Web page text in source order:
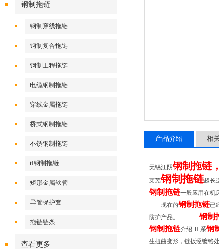
钢制拖链
钢制穿线拖链
钢制复合拖链
钢制工程拖链
电缆钢制拖链
穿线金属拖链
桥式钢制拖链
不锈钢制拖链
tl钢制拖链
矩形金属软管
导管保护套
拖链链条
查看更多
产品介绍 相
无锡江阴钢制拖链
莱芜钢制拖链超长
钢制拖链一般应用在机
现在的钢制拖链已
防护产品。
钢制
钢制拖链介绍 TL系钢
生扭曲变形，链扳经镀铬